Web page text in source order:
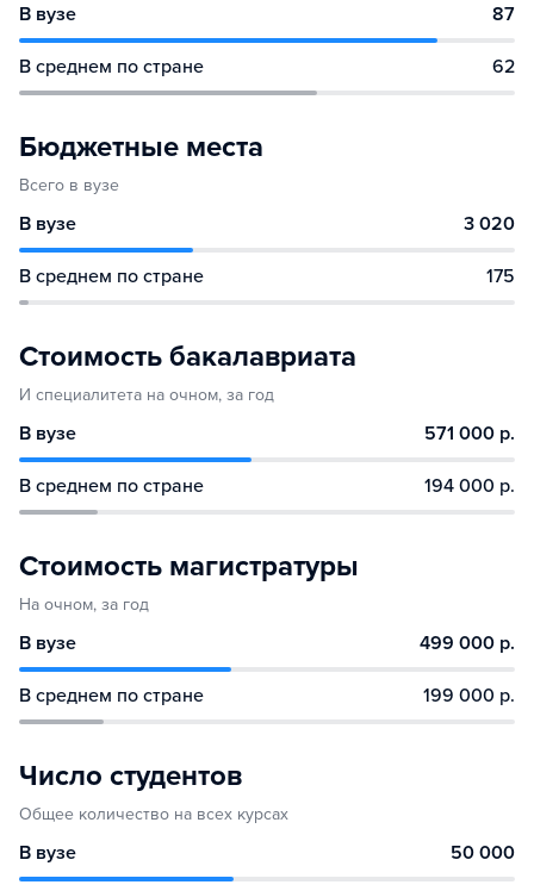
В вузе 87
В среднем по стране 62
Бюджетные места
Всего в вузе
В вузе 3 020
В среднем по стране 175
Стоимость бакалавриата
И специалитета на очном, за год
В вузе 571 000 р.
В среднем по стране 194 000 р.
Стоимость магистратуры
На очном, за год
В вузе 499 000 р.
В среднем по стране 199 000 р.
Число студентов
Общее количество на всех курсах
В вузе 50 000